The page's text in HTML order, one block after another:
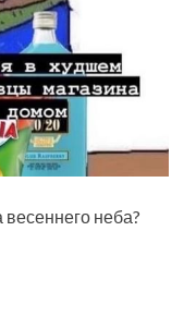
весеннего неба?